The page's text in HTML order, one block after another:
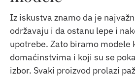
Iz iskustva znamo da je
održavaju i da ostanu lepe i
upotrebe. Zato biramo modele
domaćinstvima i koji su se
izbor. Svaki proizvod prolazi